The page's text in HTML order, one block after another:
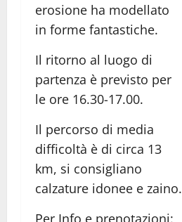
erosione ha modellato
in forme fantastiche.
Il ritorno al luogo di
partenza è previsto per
le ore 16.30-17.00.
Il percorso di media
difficoltà è di circa 13
km, si consigliano
calzature idonee e zaino.
Per Info e prenotazioni: